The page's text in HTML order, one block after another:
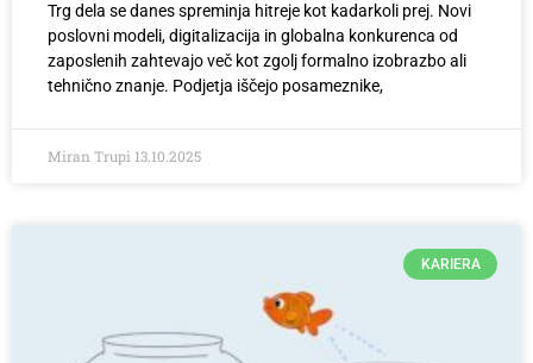
Trg dela se danes spreminja hitreje kot kadarkoli prej. Novi
poslovni modeli, digitalizacija in globalna konkurenca od
zaposlenih zahtevajo več kot zgolj formalno izobrazbo ali
tehnično znanje. Podjetja iščejo posameznike,
Miran Trupi 13.10.2025
KARIERA